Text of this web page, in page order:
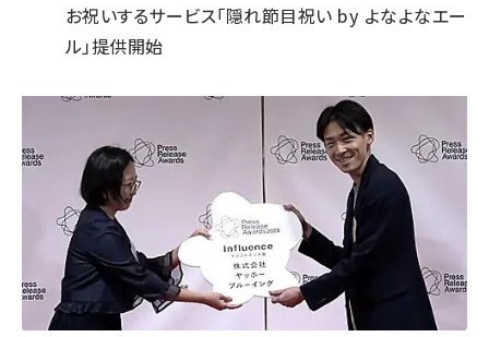
お祝いするサービス「隠れ節目祝い by よなよなエー
ル」提供開始